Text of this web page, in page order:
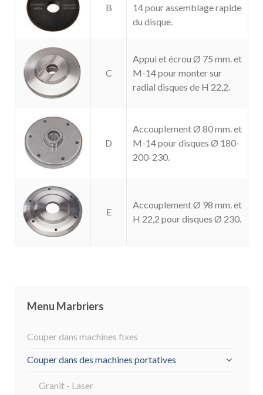
B
14 pour assemblage rapide
du disque.
C
Appui et écrou Ø 75 mm. et
M-14 pour monter sur
radial disques de H 22,2.
D
Accouplement Ø 80 mm. et
M-14 pour disques Ø 180-
200-230.
E
Accouplement Ø 98 mm. et
H 22,2 pour disques Ø 230.
Menu Marbriers
Couper dans machines fixes
Couper dans des machines portatives
Granit - Laser